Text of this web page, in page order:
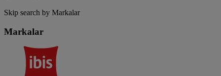
Skip search by Markalar
Markalar